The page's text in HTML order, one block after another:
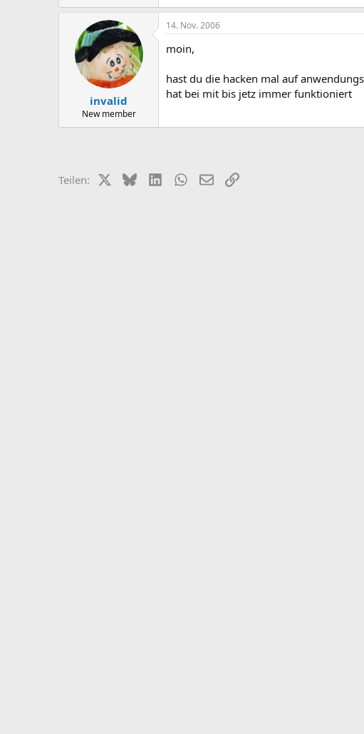
invalid
New member
14. Nov. 2006
moin,
hast du die hacken mal auf
hat bei mit bis jetz immer funktioniert
Teilen: X (Twitter)
BlueskyLinkedInWhatsApp
E-MailLink